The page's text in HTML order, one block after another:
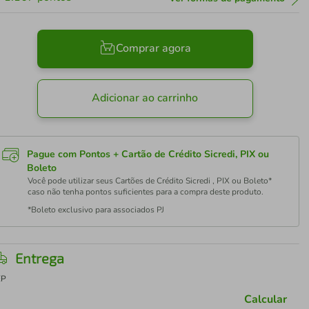
Comprar agora
Adicionar ao carrinho
Pague com Pontos + Cartão de Crédito Sicredi, PIX ou
Boleto
Você pode utilizar seus Cartões de Crédito Sicredi , PIX ou Boleto*
caso não tenha pontos suficientes para a compra deste produto.
*Boleto exclusivo para associados PJ
Entrega
Calcular